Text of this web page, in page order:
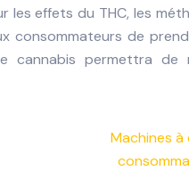
les effets du THC, les
de
cannabis permettra
Machines